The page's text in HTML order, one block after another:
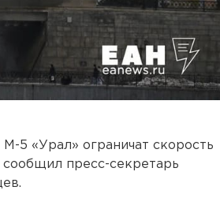
5 «Урал» ограничат скорость
пресс-секретарь